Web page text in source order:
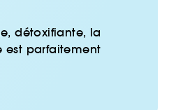
détoxifiante, la
est parfaitement